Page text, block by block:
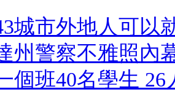
城市外地人可以
州警察不雅照內
個班40名學生 26